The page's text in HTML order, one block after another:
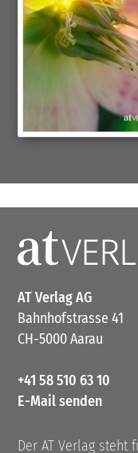
AT Verlag AG
Bahnhofstrasse 41
CH-5000 Aarau
+41 58 510 63 10
E-Mail senden
Der AT Verlag steht